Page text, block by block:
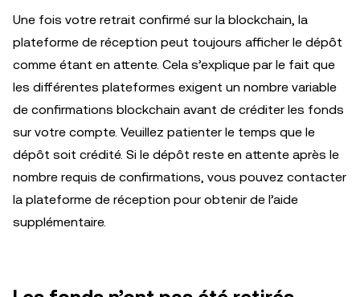
Une fois votre retrait confirmé sur la blockchain, la
plateforme de réception peut toujours afficher le dépôt
comme étant en attente. Cela s’explique par le fait que
les différentes plateformes exigent un nombre variable
de confirmations blockchain avant de créditer les fonds
sur votre compte. Veuillez patienter le temps que le
dépôt soit crédité. Si le dépôt reste en attente après le
nombre requis de confirmations, vous pouvez contacter
la plateforme de réception pour obtenir de l’aide
supplémentaire.